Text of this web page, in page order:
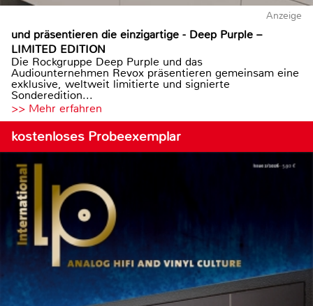
Anzeige
und präsentieren die einzigartige - Deep Purple –
LIMITED EDITION
Die Rockgruppe Deep Purple und das
Audiounternehmen Revox präsentieren gemeinsam eine
exklusive, weltweit limitierte und signierte
Sonderedition...
>> Mehr erfahren
kostenloses Probeexemplar